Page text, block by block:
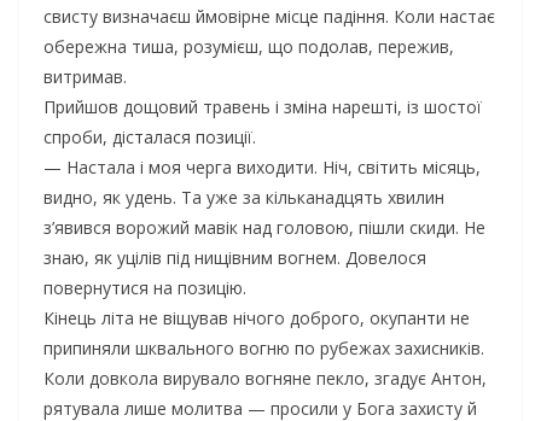
свисту визначаєш ймовірне місце падіння. Коли настає
обережна тиша, розумієш, що подолав, пережив,
витримав.
Прийшов дощовий травень і зміна нарешті, із шостої
спроби, дісталася позиції.
— Настала і моя черга виходити. Ніч, світить місяць,
видно, як удень. Та уже за кільканадцять хвилин
з’явився ворожий мавік над головою, пішли скиди. Не
знаю, як уцілів під нищівним вогнем. Довелося
повернутися на позицію.
Кінець літа не віщував нічого доброго, окупанти не
припиняли шквального вогню по рубежах захисників.
Коли довкола вирувало вогняне пекло, згадує Антон,
рятувала лише молитва — просили у Бога захисту й